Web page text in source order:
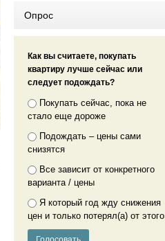
Опрос
Как вы считаете, покупать
квартиру лучше сейчас или
следует подождать?
Покупать сейчас, пока не
стало еще дороже
Подождать – цены сами
снизятся
Все зависит от конкретного
варианта / цены
Я который год жду снижения
цен и только потерял(а) от этого